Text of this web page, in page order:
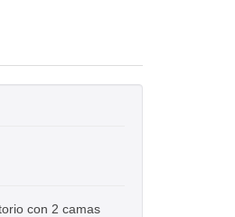
con 2 camas